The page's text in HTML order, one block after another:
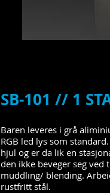
SB-101 // 1
Baren leveres i grå
RGB led lys som
hjul og er da lik en
den ikke beveger seg
muddling/ blending.
rustfritt stål.